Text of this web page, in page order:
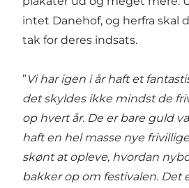
intet Danehof, og herfra skal
tak for deres indsats.
”Vi har igen i år haft et
det skyldes ikke mindst de
op hvert år. De er bare guld
haft en hel masse nye
skønt at opleve, hvordan
bakker op om festivalen. Det